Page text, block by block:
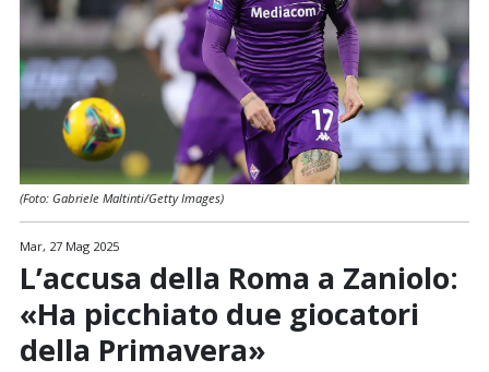
Mar, 27 Mag 2025
L’accusa della Roma a Zaniolo:
«Ha picchiato due giocatori
della Primavera»
(Foto: Gabriele Maltinti/Getty Images)